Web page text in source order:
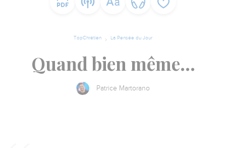
TopChrétien La Pensée du Jour
Quand bien même...
Patrice Martorano